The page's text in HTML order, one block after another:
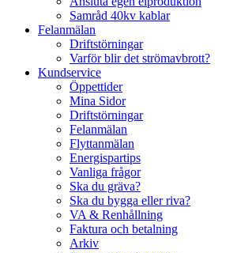
Samråd 40kv kablar
Felanmälan
Driftstörningar
Varför blir det strömavbrott?
Kundservice
Öppettider
Mina Sidor
Driftstörningar
Felanmälan
Flyttanmälan
Energispartips
Vanliga frågor
Ska du gräva?
Ska du bygga eller riva?
VA & Renhållning
Faktura och betalning
Arkiv